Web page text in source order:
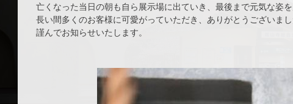
亡くなった当日の朝も自ら展示場に出ていき、最後まで元気な姿を
長い間多くのお客様に可愛がっていただき、ありがとうございまし
謹んでお知らせいたします。